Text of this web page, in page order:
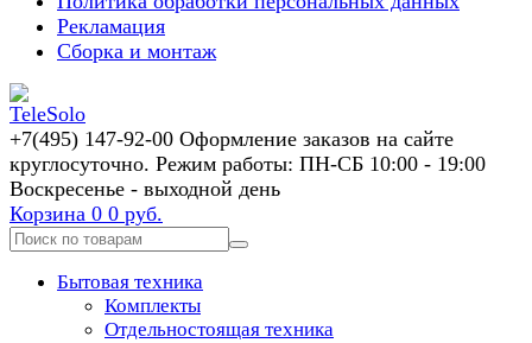
Рекламация
Сборка и монтаж
+7(495) 147-92-00 Оформление заказов на сайте
круглосуточно. Режим работы: ПН-СБ 10:00 - 19:00
Воскресенье - выходной день
Корзина 0 0 руб.
Бытовая техника
Комплекты
Отдельностоящая техника